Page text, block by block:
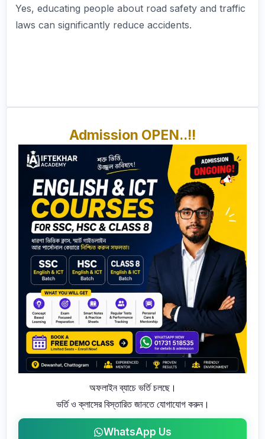
Yes, educating people about road safety and traffic
laws can significantly reduce accidents.
Admission OPEN..!!
অফলাইন ব্যাচে ভর্তি চলছে।
ভর্তি ও ক্লাসের বিস্তারিত জানতে যোগাযোগ করুন।
WhatsApp Us